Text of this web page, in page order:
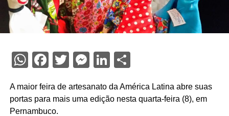
WhatsApp
Facebook
Twitter
Messenger
LinkedIn
Share
A maior feira de artesanato da América Latina abre suas
portas para mais uma edição nesta quarta-feira (8), em
Pernambuco.